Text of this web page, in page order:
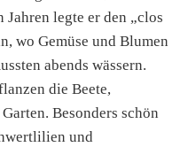
Jahren legte er den „clos
wo Gemüse und Blumen
abends wässern.
die Beete,
Besonders schön
und